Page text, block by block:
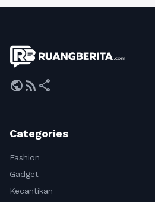
publicrss_feed share
Categories
Fashion
Gadget
Kecantikan